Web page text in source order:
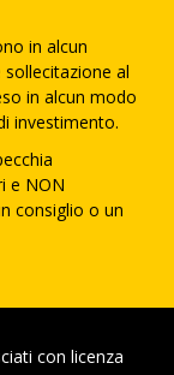
in alcun
al
in alcun modo
investimento.
e NON
consiglio o un
con licenza